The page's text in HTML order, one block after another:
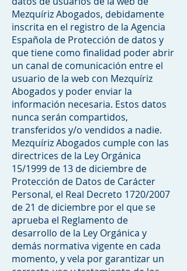
Mezquíriz Abogados, debidamente
inscrita en el registro de la Agencia
Española de Protección de datos y
que tiene como finalidad poder abrir
un canal de comunicación entre el
usuario de la web con Mezquíriz
Abogados y poder enviar la
información necesaria. Estos datos
nunca serán compartidos,
transferidos y/o vendidos a nadie.
Mezquíriz Abogados cumple con las
directrices de la Ley Orgánica
15/1999 de 13 de diciembre de
Protección de Datos de Carácter
Personal, el Real Decreto 1720/2007
de 21 de diciembre por el que se
aprueba el Reglamento de
desarrollo de la Ley Orgánica y
demás normativa vigente en cada
momento, y vela por garantizar un